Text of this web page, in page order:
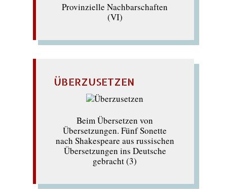
Provinzielle Nachbarschaften
(VI)
ÜBERZUSETZEN
Beim Übersetzen von
Übersetzungen. Fünf Sonette
nach Shakespeare aus russischen
Übersetzungen ins Deutsche
gebracht (3)